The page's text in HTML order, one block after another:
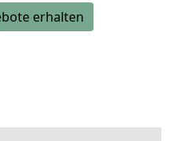
erhalten